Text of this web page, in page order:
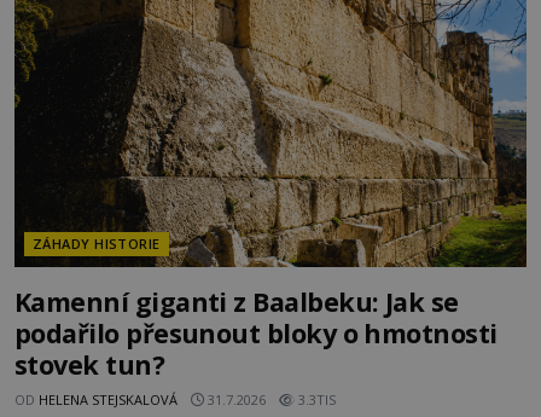
ní vidí důkaz ztracené civilizace nebo dokonce
znalost Antarktidy dávno před jejím objevením.
Jiní tvrdí,
ZÁHADY HISTORIE
Kamenní giganti z Baalbeku: Jak se
podařilo přesunout bloky o hmotnosti
stovek tun?
OD HELENA STEJSKALOVÁ 31.7.2026 3.3TIS